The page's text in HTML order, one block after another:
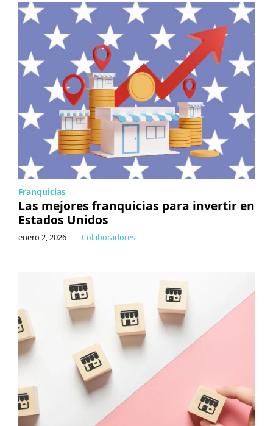
Franquicias
Las mejores franquicias para invertir en
Estados Unidos
enero 2, 2026 | Colaboradores